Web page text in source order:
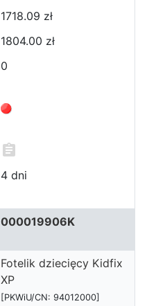
1718.09 zł
1804.00 zł
0
4 dni
000019906K
Fotelik dziecięcy Kidfix
XP
[PKWiU/CN: 94012000]